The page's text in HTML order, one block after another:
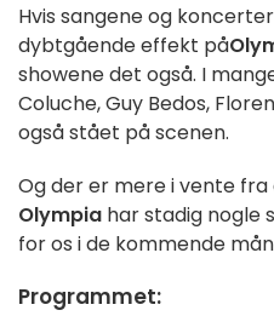
Hvis sangene og
dybtgående effekt på
showene det også. I
Coluche, Guy Bedos,
også stået på scenen.
Og der er mere i vente
Olympia har stadig nogle
for os i de kommende
Programmet: